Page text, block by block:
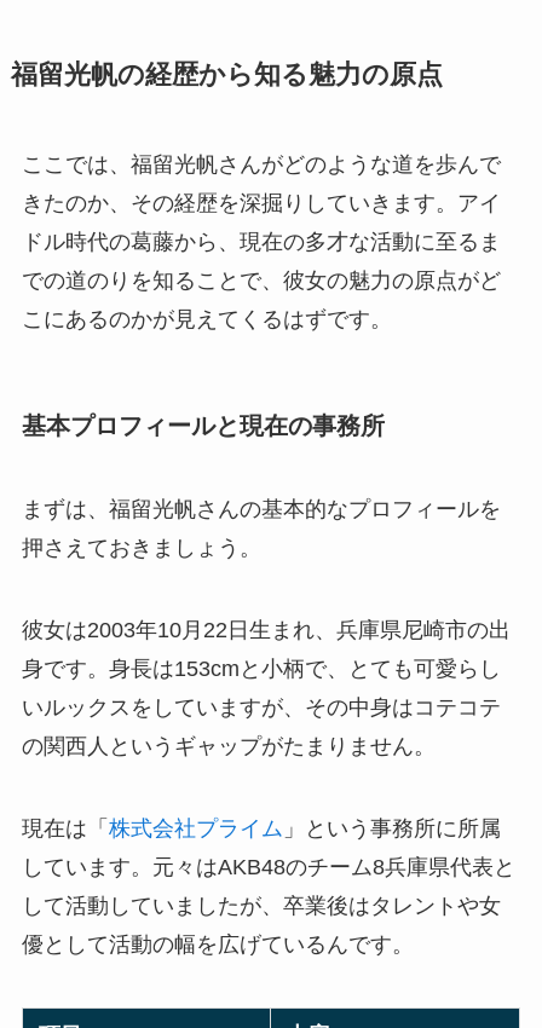
福留光帆の経歴から知る魅力の原点
ここでは、福留光帆さんがどのような道を歩んで
きたのか、その経歴を深掘りしていきます。アイ
ドル時代の葛藤から、現在の多才な活動に至るま
での道のりを知ることで、彼女の魅力の原点がど
こにあるのかが見えてくるはずです。
基本プロフィールと現在の事務所
まずは、福留光帆さんの基本的なプロフィールを
押さえておきましょう。
彼女は2003年10月22日生まれ、兵庫県尼崎市の出
身です。身長は153cmと小柄で、とても可愛らし
いルックスをしていますが、その中身はコテコテ
の関西人というギャップがたまりません。
現在は「 株式会社プライム 」という事務所に所属
しています。元々はAKB48のチーム8兵庫県代表と
して活動していましたが、卒業後はタレントや女
優として活動の幅を広げているんです。